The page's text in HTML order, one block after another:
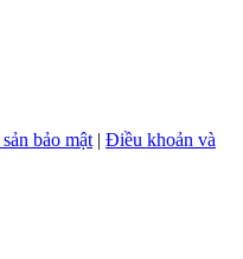
bảo mật | Điều khoản và